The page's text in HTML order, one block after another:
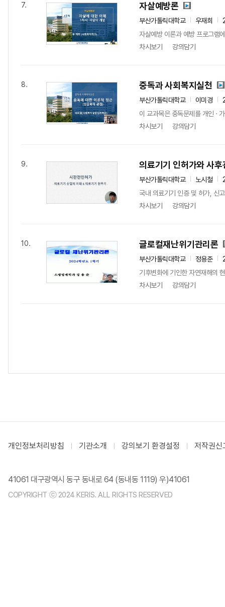
7. 자살예방론
부산가톨릭대학교 우재희
자살예방 이론과 예방 프로그램
차시보기
강의담기
8. 중독과 사회복지실천
부산가톨릭대학교 이미경
이 교과목은 중독문제를 개인 ·
차시보기
강의담기
9. 의료기기 인허가와 사후
부산가톨릭대학교 노시철
국내 의료기기 인증 및 허가, 신
차시보기
강의담기
10. 글로컬재난위기관리론
부산가톨릭대학교 정용준
기후변화에 기인한 자연재해의
차시보기
강의담기
개인정보처리방침 기관소개 강의보기 환경설정 저작권신
41061 대구광역시 동구 동내로 64 (동내동 1119) 우)41061
COPYRIGHT ⓒ 2024 KERIS. ALL RIGHTS RESERVED